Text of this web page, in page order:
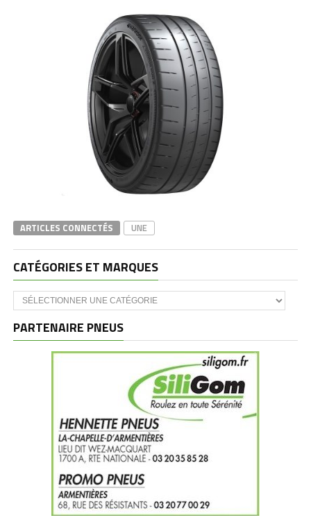
ARTICLES CONNECTÉS UNE
CATÉGORIES ET MARQUES
Catégories
et
PARTENAIRE PNEUS